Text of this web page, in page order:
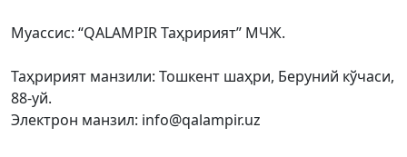
Муассис: “QALAMPIR Таҳририят” МЧЖ.
Таҳририят манзили: Тошкент шаҳри, Беруний кўчаси,
88-уй.
Электрон манзил: info@qalampir.uz